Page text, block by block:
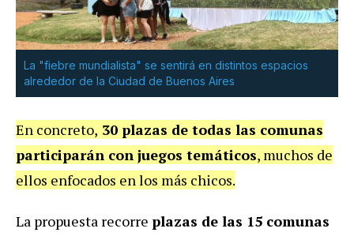
La "fiebre mundialista" se sentirá en distintos espacios
alrededor de la Ciudad de Buenos Aires
En concreto, 30 plazas de todas las comunas
participarán con juegos temáticos, muchos de
ellos enfocados en los más chicos.
La propuesta recorre plazas de las 15 comunas